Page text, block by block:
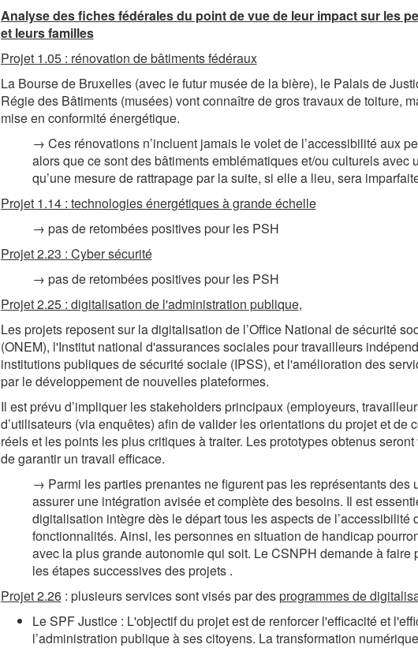
Analyse des fiches fédérales du point de vue de leur impact sur les
et leurs familles
Projet 1.05 : rénovation de bâtiments fédéraux
La Bourse de Bruxelles (avec le futur musée de la bière), le Palais de
Régie des Bâtiments (musées) vont connaître de gros travaux de toiture,
mise en conformité énergétique.
→ Ces rénovations n’incluent jamais le volet de l’accessibilité aux
alors que ce sont des bâtiments emblématiques et/ou culturels avec
qu’une mesure de rattrapage par la suite, si elle a lieu, sera
Projet 1.14 : technologies énergétiques à grande échelle
→ pas de retombées positives pour les PSH
Projet 2.23 : Cyber sécurité
→ pas de retombées positives pour les PSH
Projet 2.25 : digitalisation de l'administration publique,
Les projets reposent sur la digitalisation de l’Office National de sécurité
(ONEM), l'Institut national d'assurances sociales pour travailleurs
institutions publiques de sécurité sociale (IPSS), et l'amélioration des
par le développement de nouvelles plateformes.
Il est prévu d’impliquer les stakeholders principaux (employeurs,
d’utilisateurs (via enquêtes) afin de valider les orientations du projet et
réels et les points les plus critiques à traiter. Les prototypes obtenus
de garantir un travail efficace.
→ Parmi les parties prenantes ne figurent pas les représentants des
assurer une intégration avisée et complète des besoins. Il est
digitalisation intègre dès le départ tous les aspects de l’accessibilité
fonctionnalités. Ainsi, les personnes en situation de handicap
avec la plus grande autonomie qui soit. Le CSNPH demande à
les étapes successives des projets .
Projet 2.26: plusieurs services sont visés par desprogrammes de
Le SPF Justice : L'objectif du projet est de renforcer l'efficacité et
l’administration publique à ses citoyens. La transformation